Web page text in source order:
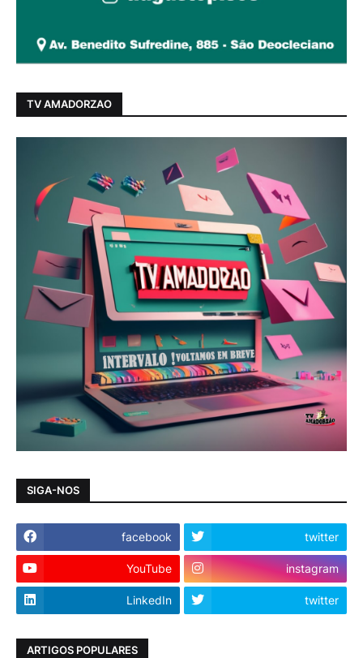
TV AMADORZAO
SIGA-NOS
facebook twitter
YouTube instagram
LinkedIn twitter
ARTIGOS POPULARES